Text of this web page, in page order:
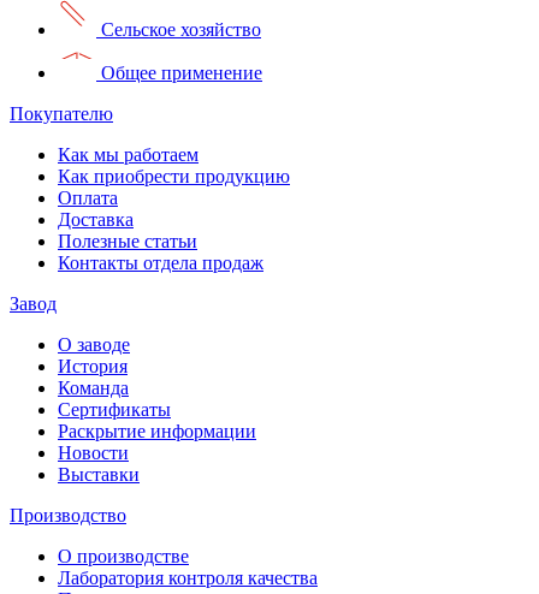
Сельское хозяйство
Общее применение
Покупателю
Как мы работаем
Как приобрести продукцию
Оплата
Доставка
Полезные статьи
Контакты отдела продаж
Завод
О заводе
История
Команда
Сертификаты
Раскрытие информации
Новости
Выставки
Производство
О производстве
Лаборатория контроля качества